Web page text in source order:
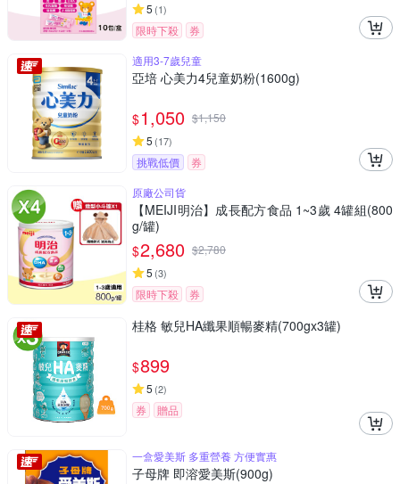
5 (1)
限時下殺
券
適用3-7歲兒童
亞培 心美力4兒童奶粉(1600g)
$1,050 $1,150
5 (17)
挑戰低價
券
原廠公司貨
【MEIJI明治】成長配方食品 1~3歲 4罐組(800
g/罐)
$2,680 $2,780
5 (3)
限時下殺 券
桂格 敏兒HA纖果順暢麥精(700gx3罐)
$899
5 (2)
券 贈品
一盒愛美斯 多重營養 方便實惠
子母牌 即溶愛美斯(900g)